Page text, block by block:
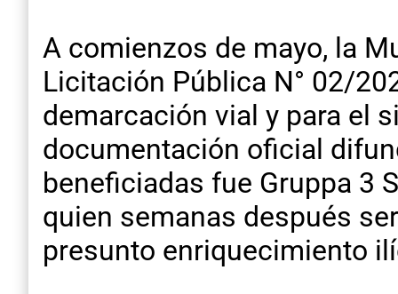
A comienzos de mayo, la
Licitación Pública N° 02/
demarcación vial y para el
documentación oficial
beneficiadas fue Gruppa 3
quien semanas después
presunto enriquecimiento